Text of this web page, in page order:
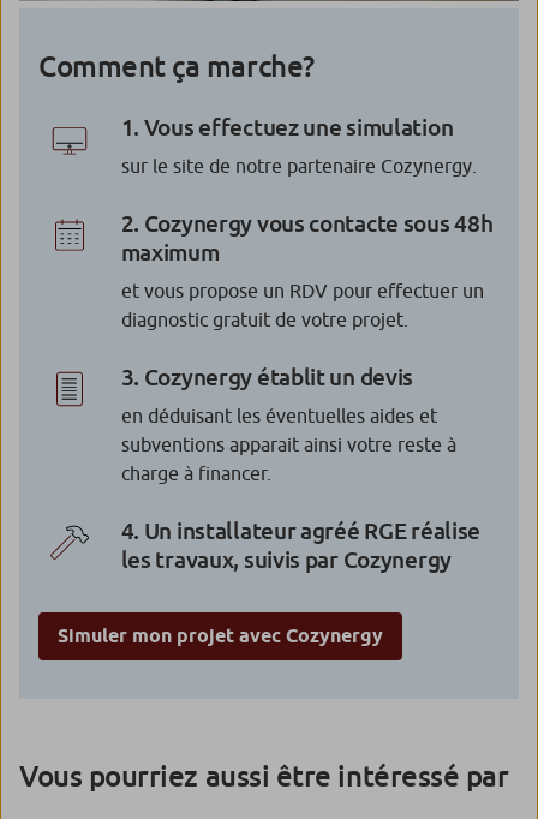
Comment ça marche?
1. Vous effectuez une simulation
sur le site de notre partenaire Cozynergy.
2. Cozynergy vous contacte sous 48h
maximum
et vous propose un RDV pour effectuer un
diagnostic gratuit de votre projet.
3. Cozynergy établit un devis
en déduisant les éventuelles aides et
subventions apparait ainsi votre reste à
charge à financer.
4. Un installateur agréé RGE réalise
les travaux, suivis par Cozynergy
Simuler mon projet avec Cozynergy
Vous pourriez aussi être intéressé par